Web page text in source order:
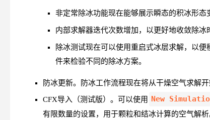
非定常除冰功能现在能够展示瞬态的积冰形态
内部求解器迭代次数增加，以更好地收敛除
除冰测试现在可以使用重启式冰层求解，以
件来检验不同的除冰方案。
防冰更新。 防冰工作流程现在将从干燥空气求解
CFX导入（测试版）。 可以使用 New
有限数量的设置，用于颗粒和结冰计算的空气解